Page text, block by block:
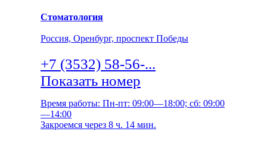
Стоматология
Россия, Оренбург, проспект Победы
+7 (3532) 58-56-...
Показать номер
Время работы: Пн-пт: 09:00—18:00; сб: 09:00
—14:00
Закроемся через 8 ч. 14 мин.